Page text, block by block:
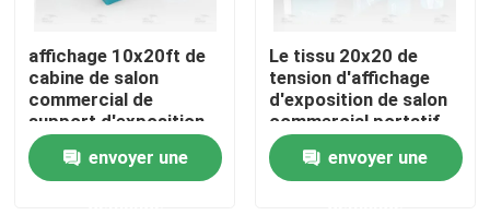
Aperçu
affichage 10x20ft de
cabine de salon
commercial de
support d'exposition
de 3x6 M Aluminum
Alloy Tubeenvoyer une
Le tissu 20x20 de
tension d'affichage
d'exposition de salon
commercial portatif
tient la cabine
envoyer une